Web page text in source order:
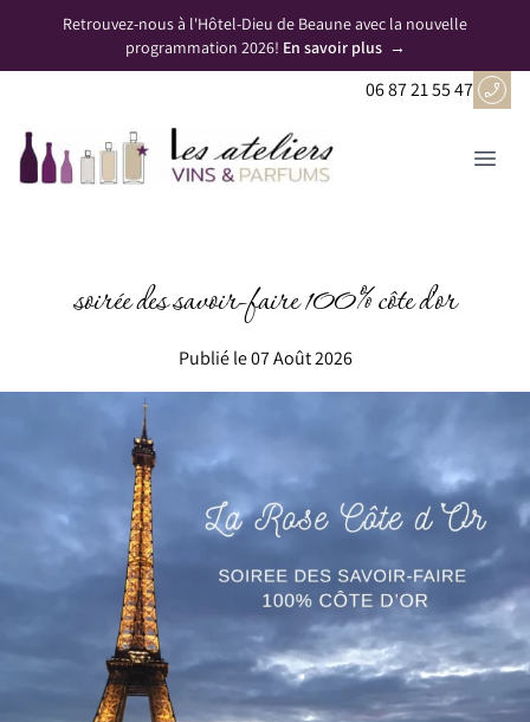
Retrouvez-nous à l'Hôtel-Dieu de Beaune avec la nouvelle
programmation 2026! En savoir plus →
06 87 21 55 47
soirée des savoir-faire 100% côte d'or
Publié le 07 Août 2026
Panneau de gestion des cookies